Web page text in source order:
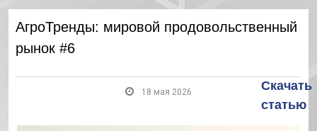
АгроТренды: мировой продовольственный
рынок #6
18 мая 2026
Скачать
статью